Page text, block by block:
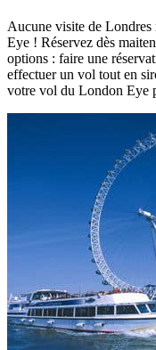
Aucune visite de Londres
Eye ! Réservez dès
options : faire une
effectuer un vol tout en
votre vol du London Eye